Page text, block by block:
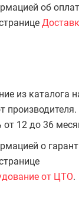
об
из каталога
от 12 до 36
о
от ЦТО.